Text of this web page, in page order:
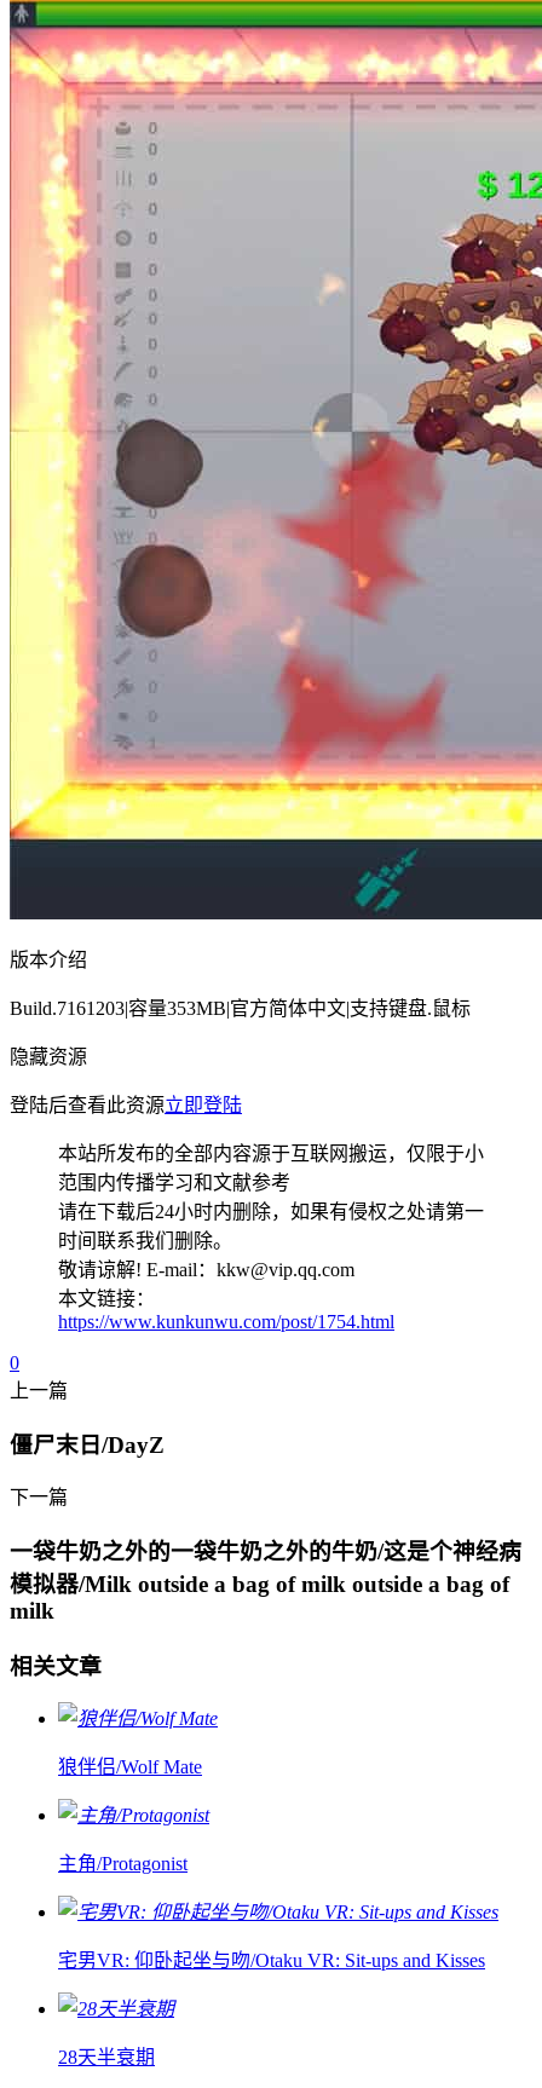
版本介绍
Build.7161203|容量353MB|官方简体中文|支持键盘.鼠标
隐藏资源
登陆后查看此资源立即登陆
本站所发布的全部内容源于互联网搬运，仅限于小
范围内传播学习和文献参考
请在下载后24小时内删除，如果有侵权之处请第一
时间联系我们删除。
敬请谅解! E-mail：kkw@vip.qq.com
本文链接：
https://www.kunkunwu.com/post/1754.html
0
上一篇
僵尸末日/DayZ
下一篇
一袋牛奶之外的一袋牛奶之外的牛奶/这是个神经病
模拟器/Milk outside a bag of milk outside a bag of
milk
相关文章
狼伴侣/Wolf Mate
主角/Protagonist
宅男VR: 仰卧起坐与吻/Otaku VR: Sit-ups and Kisses
28天半衰期